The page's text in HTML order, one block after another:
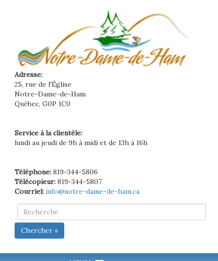
Adresse:
25, rue de l'Église
Notre-Dame-de-Ham
Québec, G0P 1C0
Service à la clientèle:
lundi au jeudi de 9h à midi et de 13h à 16h
Téléphone: 819-344-5806
Télécopieur: 819-344-5807
Courriel: info@notre-dame-de-ham.ca
Chercher »